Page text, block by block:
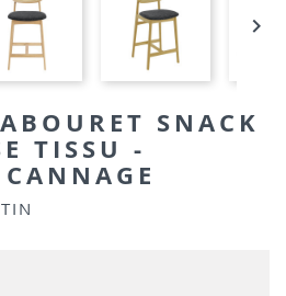

SNACK
TISSU -